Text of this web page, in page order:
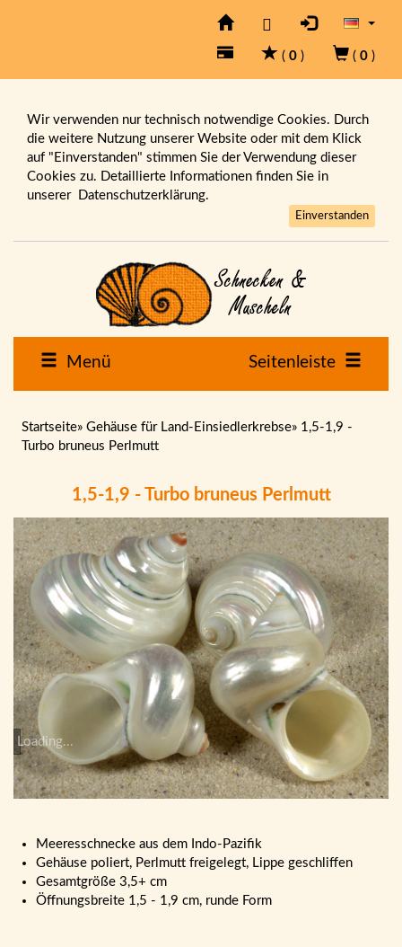
( 0 ) ( 0 )
Wir verwenden nur technisch notwendige Cookies. Durch
die weitere Nutzung unserer Website oder mit dem Klick
auf "Einverstanden" stimmen Sie der Verwendung dieser
Cookies zu. Detaillierte Informationen finden Sie in
unserer Datenschutzerklärung.
Einverstanden
Menü Seitenleiste
Startseite» Gehäuse für Land-Einsiedlerkrebse» 1,5-1,9 -
Turbo bruneus Perlmutt
1,5-1,9 - Turbo bruneus Perlmutt
Loading...
Meeresschnecke aus dem Indo-Pazifik
Gehäuse poliert, Perlmutt freigelegt, Lippe geschliffen
Gesamtgröße 3,5+ cm
Öffnungsbreite 1,5 - 1,9 cm, runde Form